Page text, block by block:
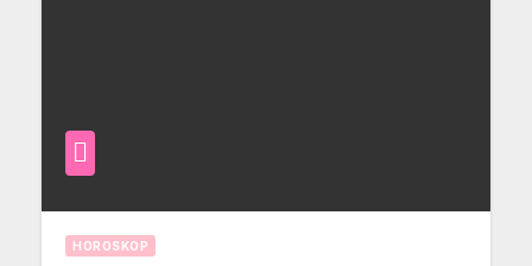
HOROSKOP